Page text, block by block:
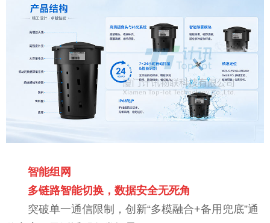
智能组网
多链路智能切换，数据安全无死角
突破单一通信限制，创新“多模融合+备用兜底”通